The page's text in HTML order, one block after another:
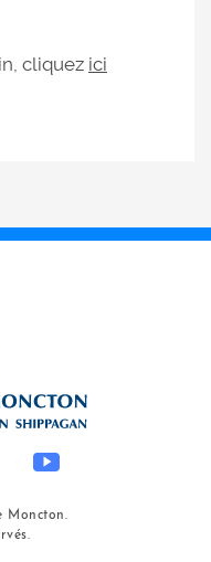
cliquez ici
Moncton.